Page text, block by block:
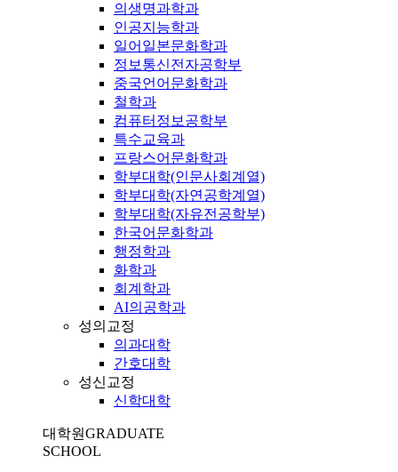
의생명과학과
인공지능학과
일어일본문화학과
정보통신전자공학부
중국언어문화학과
철학과
컴퓨터정보공학부
특수교육과
프랑스어문화학과
학부대학(인문사회계열)
학부대학(자연공학계열)
학부대학(자유전공학부)
한국어문화학과
행정학과
화학과
회계학과
AI의공학과
성의교정
의과대학
간호대학
성신교정
신학대학
대학원GRADUATE
SCHOOL